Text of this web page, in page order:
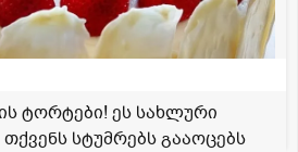
ტორტები! ეს სახლური
სტუმრებს გააოცებს